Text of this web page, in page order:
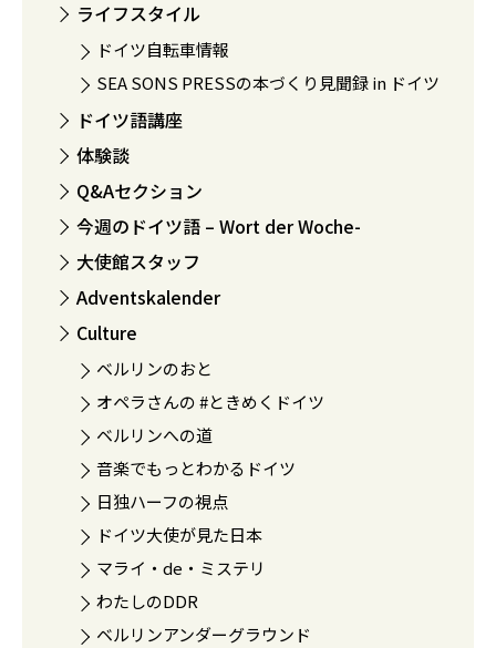
ライフスタイル
ドイツ自転車情報
SEA SONS PRESSの本づくり見聞録 in ドイツ
ドイツ語講座
体験談
Q&Aセクション
今週のドイツ語 – Wort der Woche-
大使館スタッフ
Adventskalender
Culture
ベルリンのおと
オペラさんの #ときめくドイツ
ベルリンへの道
音楽でもっとわかるドイツ
日独ハーフの視点
ドイツ大使が見た日本
マライ・de・ミステリ
わたしのDDR
ベルリンアンダーグラウンド